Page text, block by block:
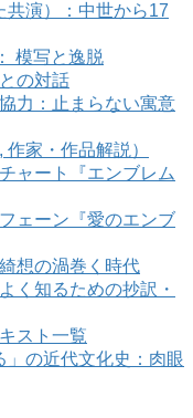
共演）：中世から17
模写と逸脱
の対話
力：止まらない寓意
家・作品解説）
ャート『エンブレム
ェーン『愛のエンブ
想の渦巻く時代
く知るための抄訳・
スト一覧
」の近代文化史：肉眼